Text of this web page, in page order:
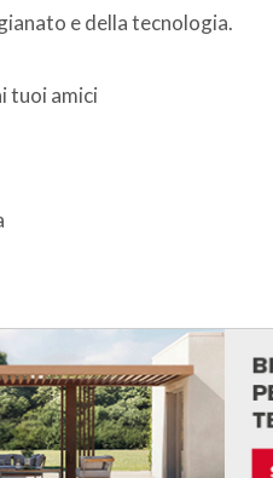
e della tecnologia.
tuoi amici